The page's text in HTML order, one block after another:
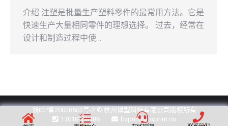
介绍 注塑是批量生产塑料零件的最常用方法。它是
快速生产大量相同零件的理想选择。 过去，经常在
设计和制造过程中使…
浙ICP备20028502号-2 © 杭州博型科技有限公司版权所有
13018908486
bxprint@bxprint.cn